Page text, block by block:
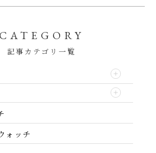
CATEGORY
記事カテゴリ一覧
ォッチ